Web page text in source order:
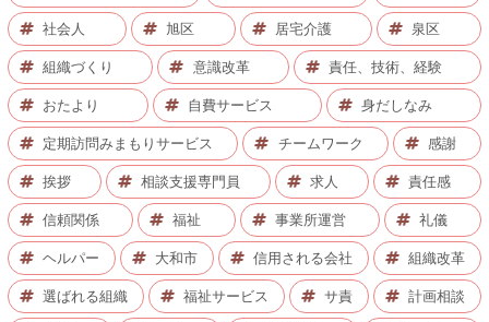
社会人 旭区 居宅介護 泉区
組織づくり 意識改革 責任、技術、経験
おたより 自費サービス 身だしなみ
定期訪問みまもりサービス チームワーク 感謝
挨拶 相談支援専門員 求人 責任感
信頼関係 福祉 事業所運営 礼儀
ヘルパー 大和市 信用される会社 組織改革
選ばれる組織 福祉サービス サ責 計画相談